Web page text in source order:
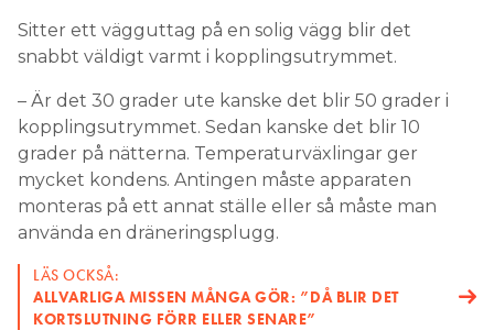
Sitter ett vägguttag på en solig vägg blir det
snabbt väldigt varmt i kopplingsutrymmet.
– Är det 30 grader ute kanske det blir 50 grader i
kopplingsutrymmet. Sedan kanske det blir 10
grader på nätterna. Temperaturväxlingar ger
mycket kondens. Antingen måste apparaten
monteras på ett annat ställe eller så måste man
använda en dräneringsplugg.
LÄS OCKSÅ:
ALLVARLIGA MISSEN MÅNGA GÖR: ”DÅ BLIR DET
KORTSLUTNING FÖRR ELLER SENARE”